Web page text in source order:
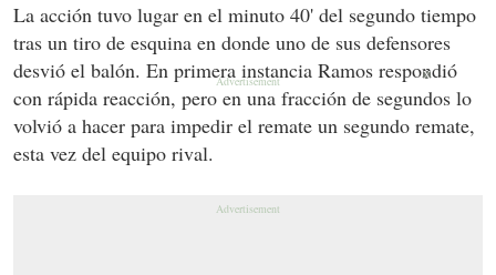
La acción tuvo lugar en el minuto 40' del segundo tiempo
tras un tiro de esquina en donde uno de sus defensores
desvió el balón. En primera instancia Ramos respondió
con rápida reacción, pero en una fracción de segundos lo
volvió a hacer para impedir el remate un segundo remate,
esta vez del equipo rival.
X